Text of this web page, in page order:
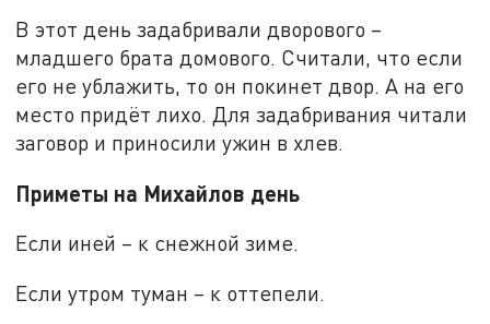
В этот день задабривали дворового –
младшего брата домового. Считали, что если
его не ублажить, то он покинет двор. А на его
место придёт лихо. Для задабривания читали
заговор и приносили ужин в хлев.
Приметы на Михайлов день
Если иней – к снежной зиме.
Если утром туман – к оттепели.